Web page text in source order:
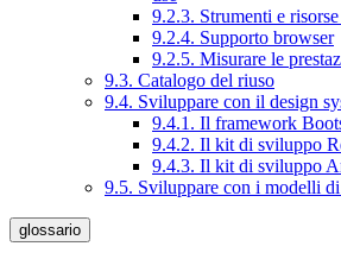
9.2.3. Strumenti e
9.2.4. Supporto browser
9.2.5. Misurare le
9.3. Catalogo del riuso
9.4. Sviluppare con il design
9.4.1. Il framework
9.4.2. Il kit di sviluppo
9.4.3. Il kit di sviluppo
9.5. Sviluppare con i modelli
glossario